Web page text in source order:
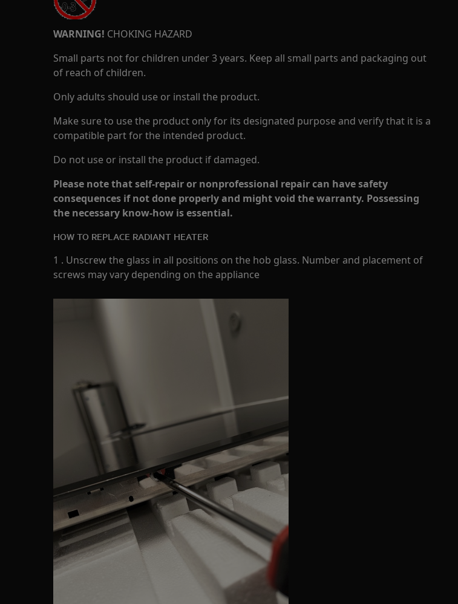
WARNING! CHOKING HAZARD
Small parts not for children under 3 years. Keep all small parts and packaging out
of reach of children.
Only adults should use or install the product.
Make sure to use the product only for its designated purpose and verify that it is a
compatible part for the intended product.
Do not use or install the product if damaged.
Please note that self-repair or nonprofessional repair can have safety
consequences if not done properly and might void the warranty. Possessing
the necessary know-how is essential.
HOW TO REPLACE RADIANT HEATER
1 . Unscrew the glass in all positions on the hob glass. Number and placement of
screws may vary depending on the appliance